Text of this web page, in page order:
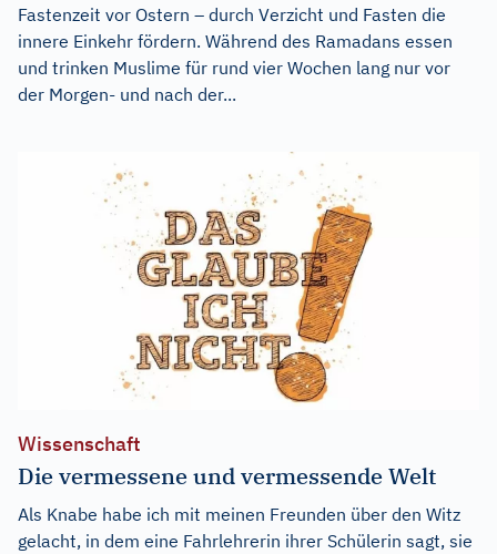
Fastenzeit vor Ostern – durch Verzicht und Fasten die
innere Einkehr fördern. Während des Ramadans essen
und trinken Muslime für rund vier Wochen lang nur vor
der Morgen- und nach der...
Wissenschaft
Die vermessene und vermessende Welt
Als Knabe habe ich mit meinen Freunden über den Witz
gelacht, in dem eine Fahrlehrerin ihrer Schülerin sagt, sie